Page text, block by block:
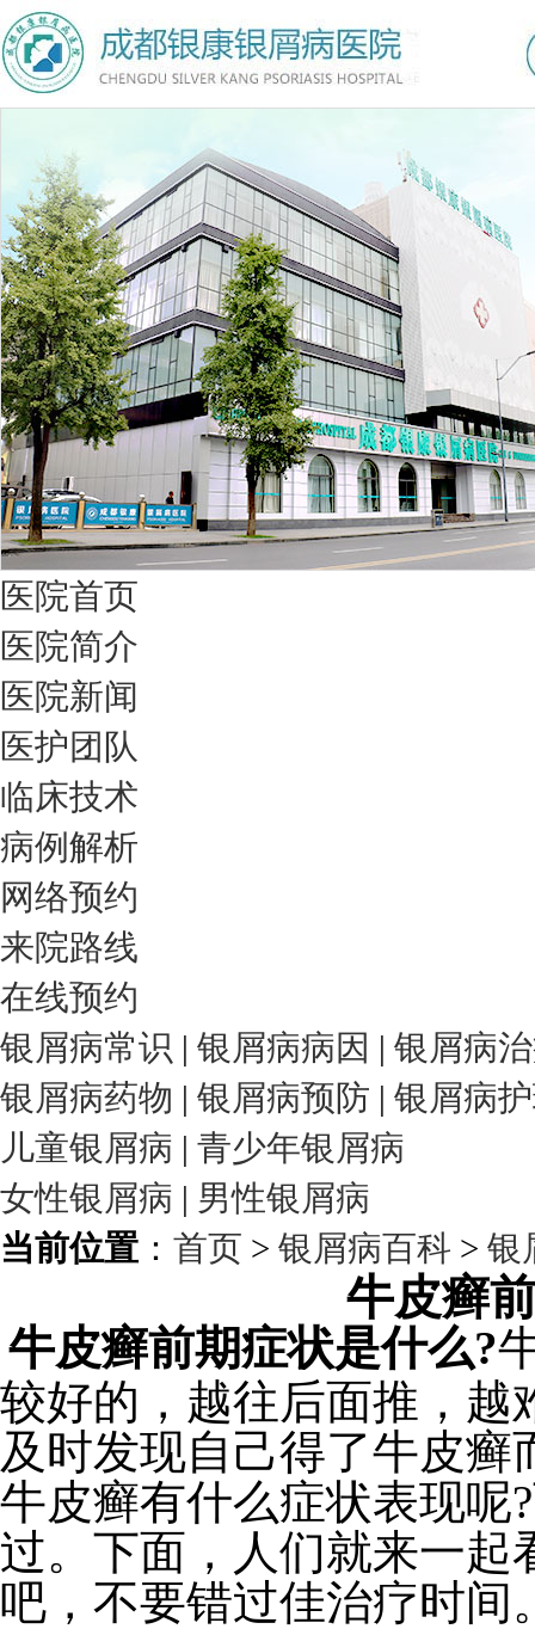
医院首页
医院简介
医院新闻
医护团队
临床技术
病例解析
网络预约
来院路线
在线预约
银屑病常识 | 银屑病病因 | 银屑病
银屑病药物 | 银屑病预防 | 银屑病
儿童银屑病 | 青少年银屑病
女性银屑病 | 男性银屑病
当前位置 ： 首页 > 银屑病百科 > 银
牛皮癣
牛皮癣前期症状是什么?
较好的，越往后面推，越
及时发现自己得了牛皮
牛皮癣有什么症状表现呢
过。下面，人们就来一起
吧，不要错过佳治疗时间